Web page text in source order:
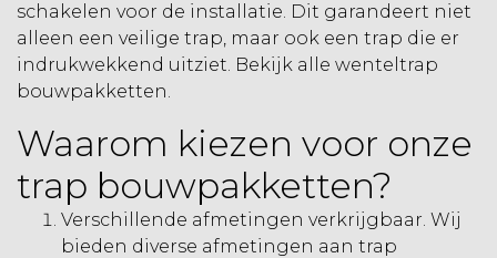
schakelen voor de installatie. Dit garandeert niet
alleen een veilige trap, maar ook een trap die er
indrukwekkend uitziet. Bekijk alle wenteltrap
bouwpakketten.
Waarom kiezen voor onze
trap bouwpakketten?
Verschillende afmetingen verkrijgbaar. Wij
bieden diverse afmetingen aan trap